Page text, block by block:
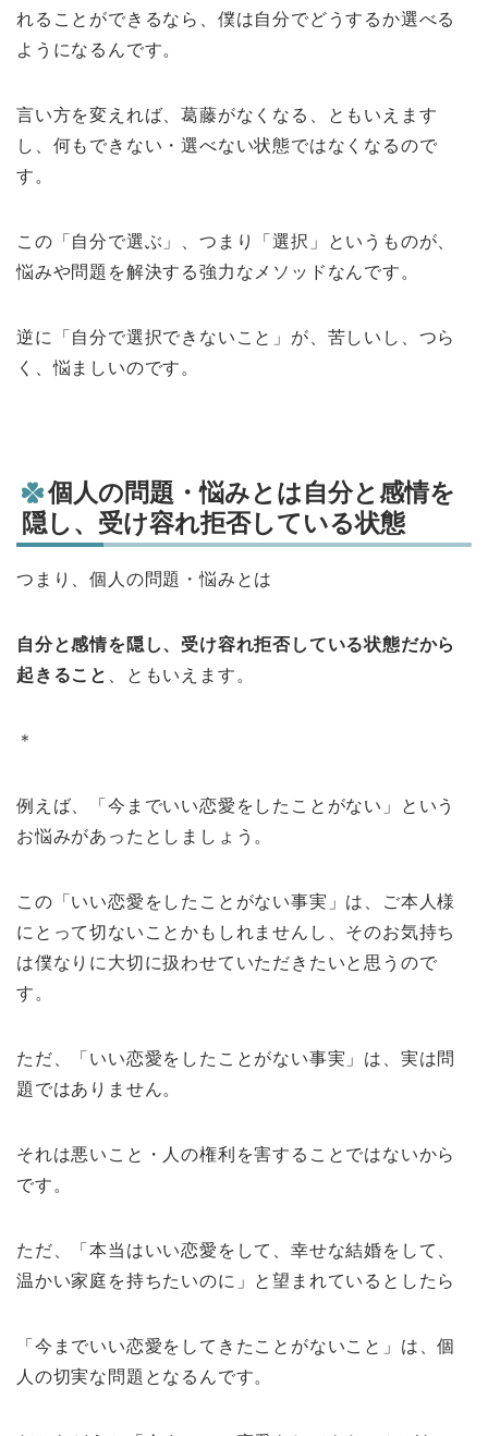
れることができるなら、僕は自分でどうするか選べる
ようになるんです。
言い方を変えれば、葛藤がなくなる、ともいえます
し、何もできない・選べない状態ではなくなるので
す。
この「自分で選ぶ」、つまり「選択」というものが、
悩みや問題を解決する強力なメソッドなんです。
逆に「自分で選択できないこと」が、苦しいし、つら
く、悩ましいのです。
個人の問題・悩みとは自分と感情を
隠し、受け容れ拒否している状態
つまり、個人の問題・悩みとは
自分と感情を隠し、受け容れ拒否している状態だから
起きること
、ともいえます。
＊
例えば、「今までいい恋愛をしたことがない」という
お悩みがあったとしましょう。
この「いい恋愛をしたことがない事実」は、ご本人様
にとって切ないことかもしれませんし、そのお気持ち
は僕なりに大切に扱わせていただきたいと思うので
す。
ただ、「いい恋愛をしたことがない事実」は、実は問
題ではありません。
それは悪いこと・人の権利を害することではないから
です。
ただ、「本当はいい恋愛をして、幸せな結婚をして、
温かい家庭を持ちたいのに」と望まれているとしたら
「今までいい恋愛をしてきたことがないこと」は、個
人の切実な問題となるんです。